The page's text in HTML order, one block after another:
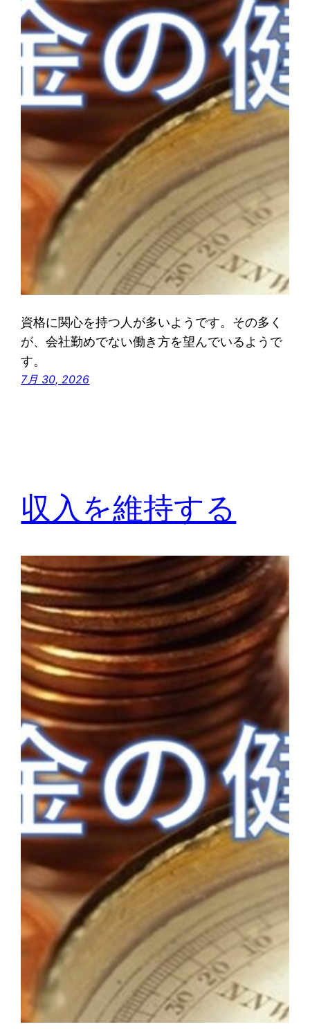
資格に関心を持つ人が多いようです。その多く
が、会社勤めでない働き方を望んでいるようで
す。
7月 30, 2026
収入を維持する